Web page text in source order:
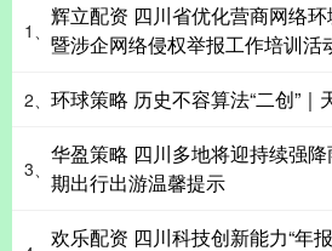
1、
辉立配资 四川省优化营商网络
暨涉企网络侵权举报工作培训活
2、 环球策略 历史不容算法“二创”｜
3、
华盈策略 四川多地将迎持续强
期出行出游温馨提示
欢乐配资 四川科技创新能力“年